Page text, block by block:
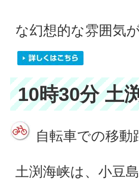
な幻想的な雰囲気
10時30分 土
自転車での移動
土渕海峡は、小豆